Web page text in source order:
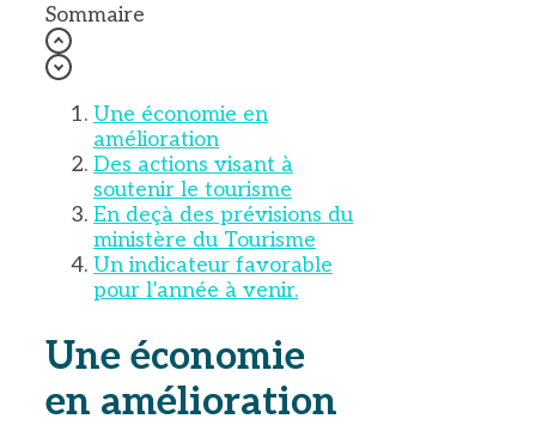
Sommaire
Une économie en
amélioration
Des actions visant à
soutenir le tourisme
En deçà des prévisions du
ministère du Tourisme
Un indicateur favorable
pour l’année à venir.
Une économie
en amélioration